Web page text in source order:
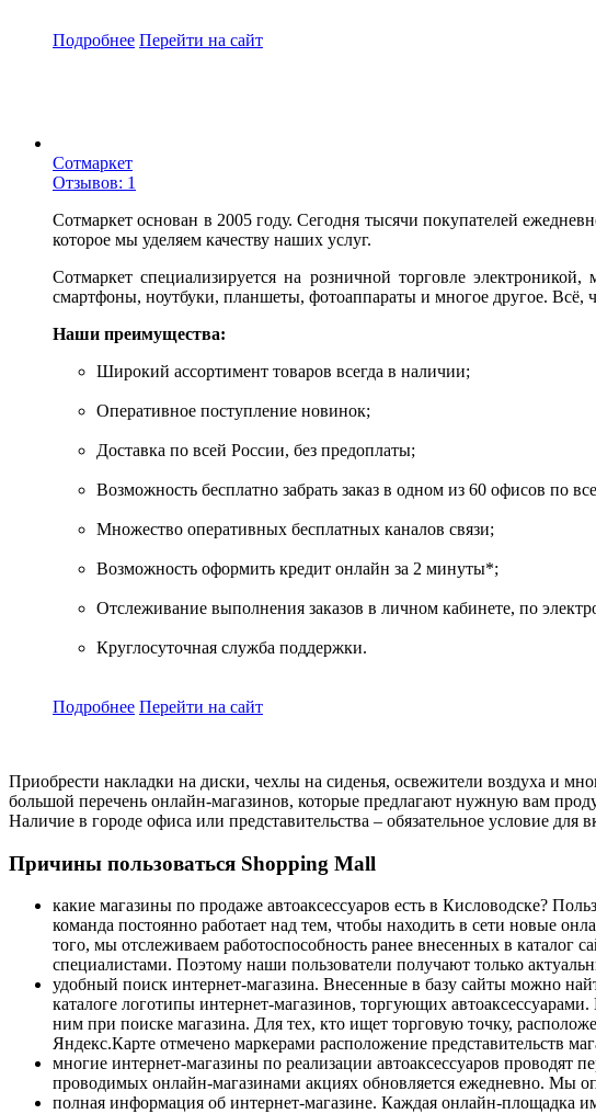
Подробнее Перейти на сайт
Сотмаркет
Отзывов: 1
Сотмаркет основан в 2005 году. Сегодня тысячи покупателей
которое мы уделяем качеству наших услуг.
Сотмаркет специализируется на розничной торговле
смартфоны, ноутбуки, планшеты, фотоаппараты и многое другое. Всё,
Наши преимущества:
Широкий ассортимент товаров всегда в наличии;
Оперативное поступление новинок;
Доставка по всей России, без предоплаты;
Возможность бесплатно забрать заказ в одном из 60 офисов по
Множество оперативных бесплатных каналов связи;
Возможность оформить кредит онлайн за 2 минуты*;
Отслеживание выполнения заказов в личном кабинете, по
Круглосуточная служба поддержки.
Подробнее Перейти на сайт
Приобрести накладки на диски, чехлы на сиденья, освежители воздуха и
большой перечень онлайн-магазинов, которые предлагают нужную вам
Наличие в городе офиса или представительства – обязательное условие для
Причины пользоваться Shopping Mall
какие магазины по продаже автоаксессуаров есть в Кисловодске?
команда постоянно работает над тем, чтобы находить в сети новые
того, мы отслеживаем работоспособность ранее внесенных в каталог
специалистами. Поэтому наши пользователи получают только
удобный поиск интернет-магазина. Внесенные в базу сайты можно
каталоге логотипы интернет-магазинов, торгующих
ним при поиске магазина. Для тех, кто ищет торговую точку,
Яндекс.Карте отмечено маркерами расположение представительств
многие интернет-магазины по реализации автоаксессуаров
проводимых онлайн-магазинами акциях обновляется ежедневно. Мы
полная информация об интернет-магазине. Каждая онлайн-площадка